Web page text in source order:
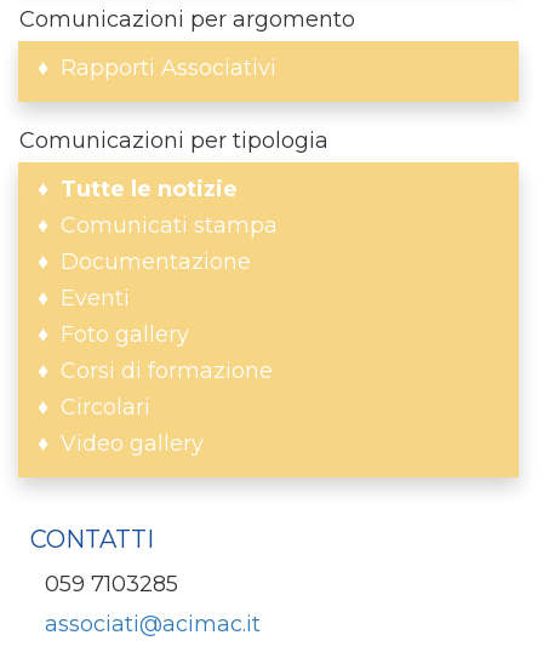
Comunicazioni per argomento
Rapporti Associativi
Comunicazioni per tipologia
Tutte le notizie
Comunicati stampa
Documentazione
Eventi
Foto gallery
Corsi di formazione
Circolari
Video gallery
CONTATTI
059 7103285
associati@acimac.it